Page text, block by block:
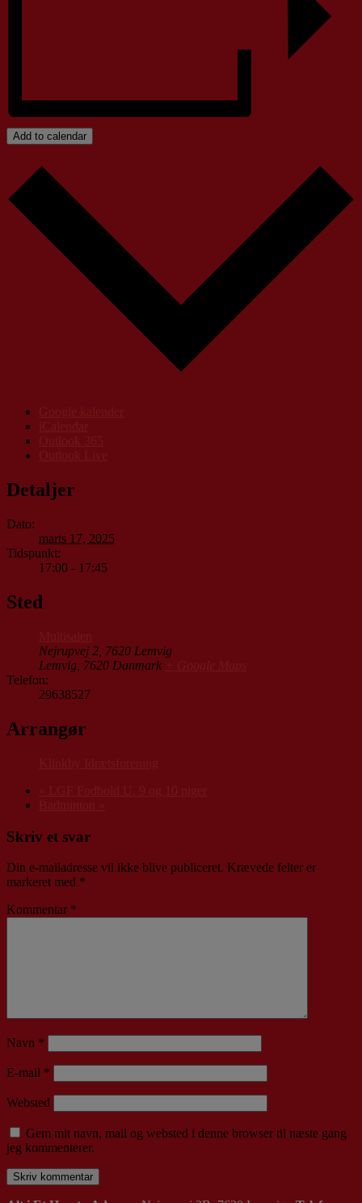
Add to calendar
Detaljer
Dato:
marts 17, 2025
Tidspunkt:
17:00 - 17:45
Sted
Nejrupvej 2, 7620 Lemvig
Lemvig 7620 Danmark
Telefon:
29638527
Arrangør
Skriv et svar
Din e-mailadresse vil ikke blive publiceret. Krævede felter er
markeret med *
Kommentar *
Navn *
E-mail *
Websted
Gem mit navn, mail og websted i denne browser til næste gang
jeg kommenterer.